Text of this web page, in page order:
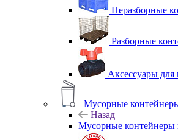
Неразборные
Разборные
Аксессуары для
Мусорные
Назад
Мусорные